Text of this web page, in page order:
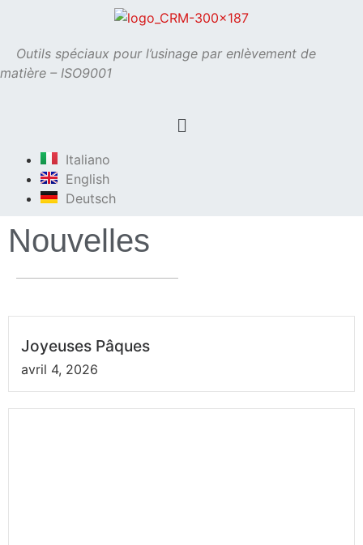
Outils spéciaux pour l’usinage par enlèvement de
matière – ISO9001
Italiano
English
Deutsch
Nouvelles
Joyeuses Pâques
avril 4, 2026